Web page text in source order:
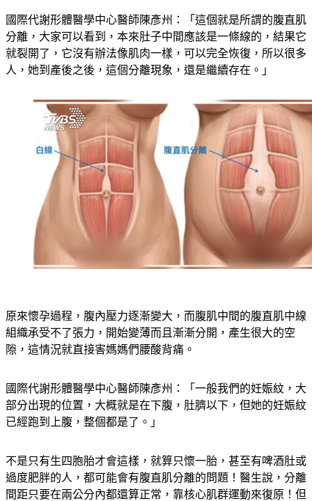
國際代謝形體醫學中心醫師陳彥州：「這個就是所謂的腹直肌
分離，大家可以看到，本來肚子中間應該是一條線的，結果它
就裂開了，它沒有辦法像肌肉一樣，可以完全恢復，所以很多
人，她到產後之後，這個分離現象，還是繼續存在。」
原來懷孕過程，腹內壓力逐漸變大，而腹肌中間的腹直肌中線
組織承受不了張力，開始變薄而且漸漸分開，產生很大的空
隙，這情況就直接害媽媽們腰酸背痛。
國際代謝形體醫學中心醫師陳彥州：「一般我們的妊娠紋，大
部分出現的位置，大概就是在下腹，肚臍以下，但她的妊娠紋
已經跑到上腹，整個都是了。」
不是只有生四胞胎才會這樣，就算只懷一胎，甚至有啤酒肚或
過度肥胖的人，都可能會有腹直肌分離的問題！醫生說，分離
間距只要在兩公分內都還算正常，靠核心肌群運動來復原！但